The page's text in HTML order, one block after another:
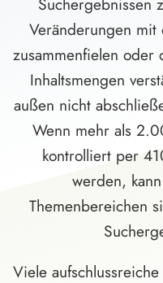
Veränderungen mit
zusammenfielen
Inhaltsmengen
außen nicht
Wenn mehr als
kontrolliert per
werden,
Themenbereichen
Viele